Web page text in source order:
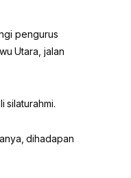
pengurus
Utara, jalan
silaturahmi.
dihadapan